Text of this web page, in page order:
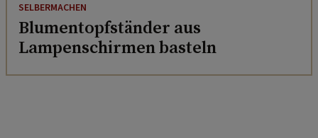
SELBERMACHEN
Blumentopfständer aus
Lampenschirmen basteln